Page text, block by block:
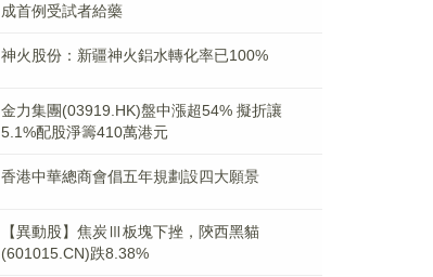
成首例受試者給藥
神火股份：新疆神火鋁水轉化率已100%
金力集團(03919.HK)盤中漲超54% 擬折讓
5.1%配股淨籌410萬港元
香港中華總商會倡五年規劃設四大願景
【異動股】焦炭Ⅲ板塊下挫，陝西黑貓
(601015.CN)跌8.38%